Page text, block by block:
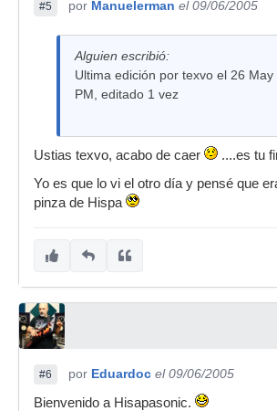
#5 por Manuelerman el 09/06/2005
Alguien escribió:
Ultima edición por texvo el 26
PM, editado 1 vez
Ustias texvo, acabo de caer
....es tu
Yo es que lo vi el otro día y pensé que
pinza de Hispa
#6 por Eduardoc el 09/06/2005
Bienvenido a Hisapasonic.